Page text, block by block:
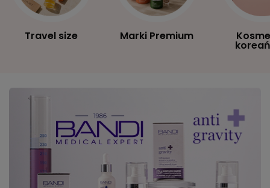
Travel size Marki Premium